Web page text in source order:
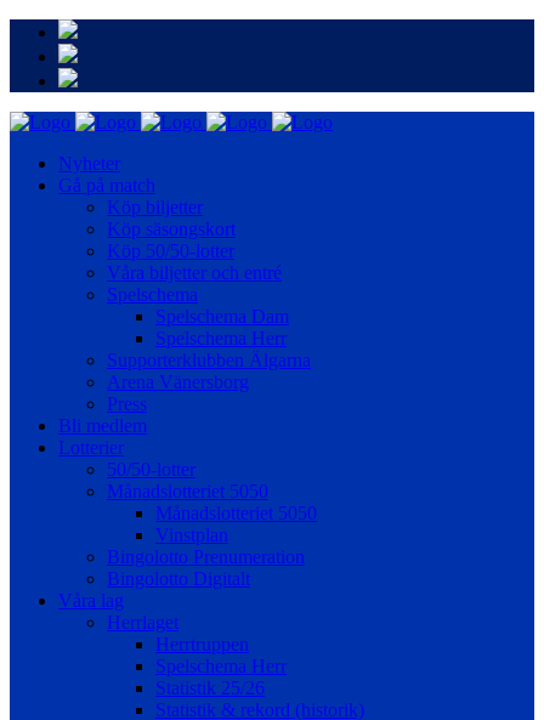
Nyheter
Gå på match
Köp biljetter
Köp säsongskort
Köp 50/50-lotter
Våra biljetter och entré
Spelschema
Spelschema Dam
Spelschema Herr
Supporterklubben Älgarna
Arena Vänersborg
Press
Bli medlem
Lotterier
50/50-lotter
Månadslotteriet 5050
Månadslotteriet 5050
Vinstplan
Bingolotto Prenumeration
Bingolotto Digitalt
Våra lag
Herrlaget
Herrtruppen
Spelschema Herr
Statistik 25/26
Statistik & rekord (historik)